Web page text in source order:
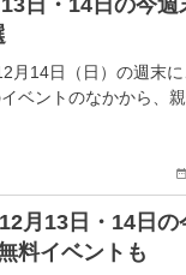
日・14日の今
月14日（日）の週末
ベントのなかから、
月13日・14日の
料イベントも